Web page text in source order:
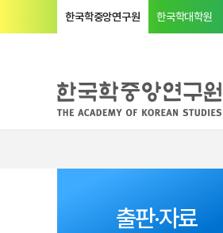
한국학중앙연구원 한국학대학원
출판·자료